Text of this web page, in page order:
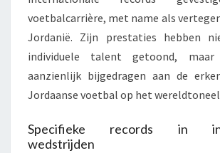
voetbalcarrière, met name als
Jordanië. Zijn prestaties hebben
individuele talent getoond,
aanzienlijk bijgedragen aan de
Jordaanse voetbal op het
Specifieke records in
wedstrijden